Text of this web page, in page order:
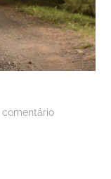
comentário